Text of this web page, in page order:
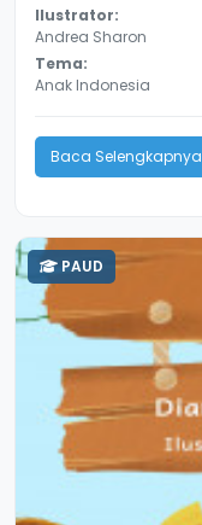
Ilustrator:
Andrea Sharon
Tema:
Anak Indonesia
Baca Selengkapnya
PAUD